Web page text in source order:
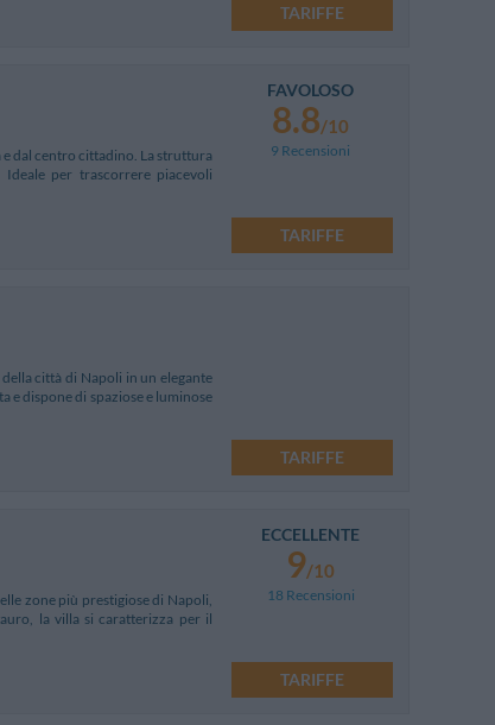
TARIFFE
e dal centro cittadino. La struttura
per trascorrere piacevoli
FAVOLOSO
8.8/10
9 Recensioni
TARIFFE
città di Napoli in un elegante
e dispone di spaziose e luminose
TARIFFE
zone più prestigiose di Napoli,
la villa si caratterizza per il
ECCELLENTE
9/10
18 Recensioni
TARIFFE